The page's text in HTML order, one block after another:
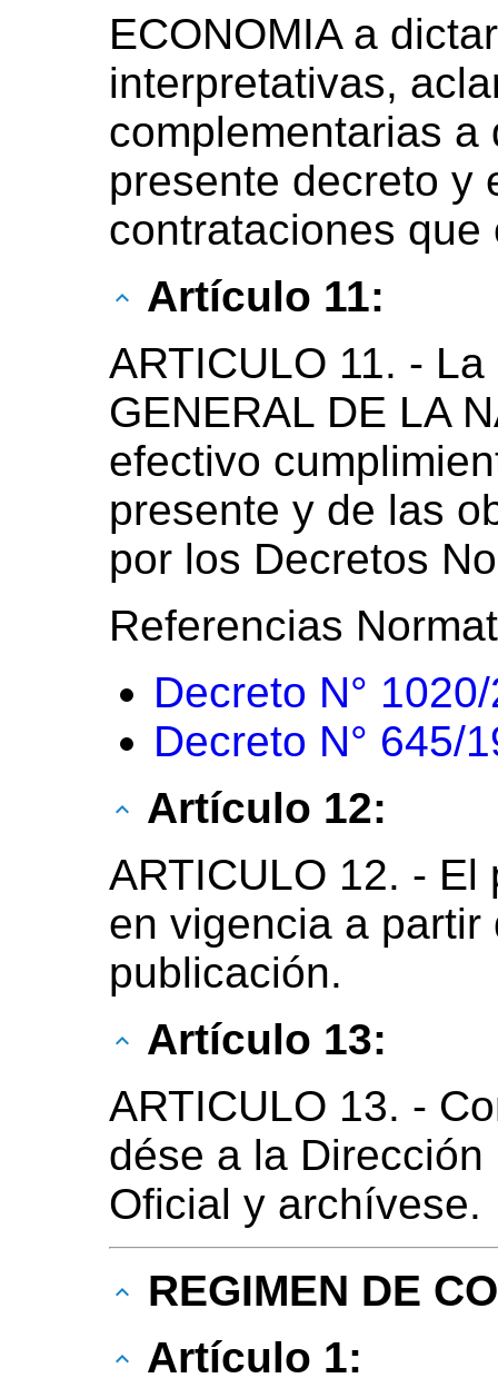
ECONOMIA a
interpretativas,
complementarias a
presente decreto y
contrataciones
Artículo 11:
ARTICULO 11. -
GENERAL DE LA
efectivo
presente y de las
por los Decretos
Referencias
Decreto N°
Decreto N° 645/
Artículo 12:
ARTICULO 12. -
en vigencia a partir
publicación.
Artículo 13:
ARTICULO 13. -
dése a la
Oficial y archívese.
REGIMEN DE
Artículo 1: